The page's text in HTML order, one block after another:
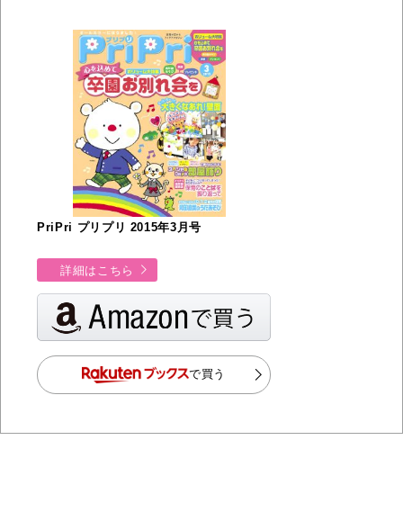
PriPri プリプリ 2015年3月号
詳細はこちら
で買う